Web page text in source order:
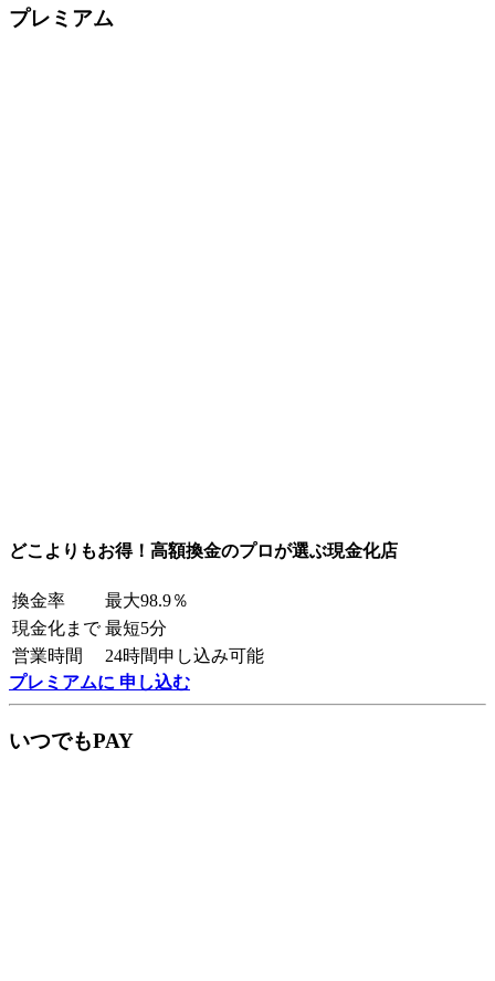
プレミアム
どこよりもお得！高額換金のプロが選ぶ現金化店
換金率
最大98.9％
現金化まで 最短5分
営業時間
24時間申し込み可能
プレミアムに 申し込む
いつでもPAY